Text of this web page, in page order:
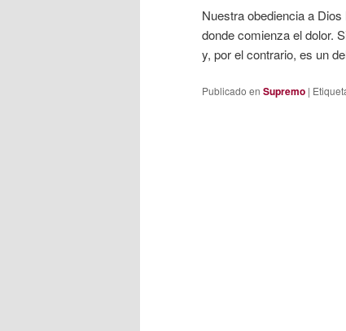
Nuestra obediencia a
donde comienza el dolor.
y, por el contrario, es un
Publicado en Supremo |